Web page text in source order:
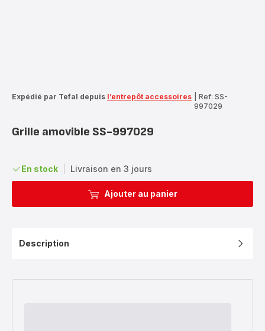
Expédié par Tefal depuis l’entrepôt accessoires
Ref: SS-
997029
Grille amovible SS-997029
En stock Livraison en 3 jours
Ajouter au panier
Description